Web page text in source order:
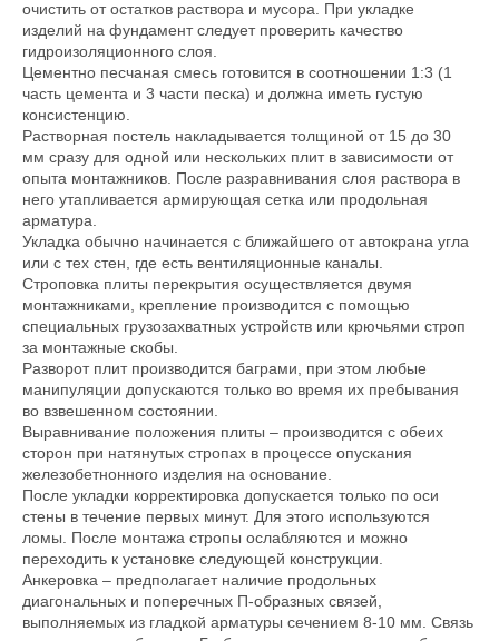
очистить от остатков раствора и мусора. При укладке
изделий на фундамент следует проверить качество
гидроизоляционного слоя.
Цементно песчаная смесь готовится в соотношении 1:3 (1
часть цемента и 3 части песка) и должна иметь густую
консистенцию.
Растворная постель накладывается толщиной от 15 до 30
мм сразу для одной или нескольких плит в зависимости от
опыта монтажников. После разравнивания слоя раствора в
него утапливается армирующая сетка или продольная
арматура.
Укладка обычно начинается с ближайшего от автокрана угла
или с тех стен, где есть вентиляционные каналы.
Строповка плиты перекрытия осуществляется двумя
монтажниками, крепление производится с помощью
специальных грузозахватных устройств или крючьями строп
за монтажные скобы.
Разворот плит производится баграми, при этом любые
манипуляции допускаются только во время их пребывания
во взвешенном состоянии.
Выравнивание положения плиты – производится с обеих
сторон при натянутых стропах в процессе опускания
железобетнонного изделия на основание.
После укладки корректировка допускается только по оси
стены в течение первых минут. Для этого используются
ломы. После монтажа стропы ослабляются и можно
переходить к установке следующей конструкции.
Анкеровка – предполагает наличие продольных
диагональных и поперечных П-образных связей,
выполняемых из гладкой арматуры сечением 8-10 мм. Связь